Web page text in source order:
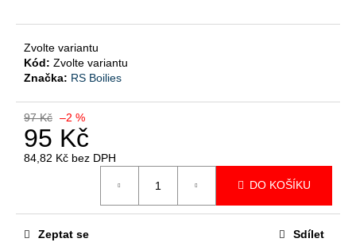
Zvolte variantu
Kód: Zvolte variantu
Značka: RS Boilies
97 Kč –2 %
95 Kč
84,82 Kč bez DPH
DO KOŠÍKU
Zeptat se Sdílet
ROHLÍKOVÉ
ROLKY
65
Kč
Původně:
90
Kč